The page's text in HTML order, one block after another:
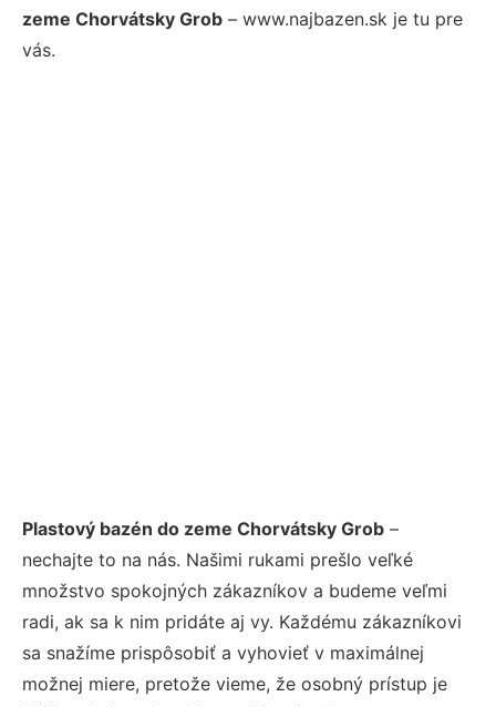
zeme Chorvátsky Grob – www.najbazen.sk je tu pre
vás.
Plastový bazén do zeme Chorvátsky Grob –
nechajte to na nás. Našimi rukami prešlo veľké
množstvo spokojných zákazníkov a budeme veľmi
radi, ak sa k nim pridáte aj vy. Každému zákazníkovi
sa snažíme prispôsobiť a vyhovieť v maximálnej
možnej miere, pretože vieme, že osobný prístup je